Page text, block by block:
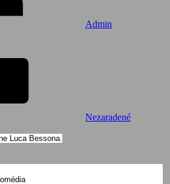
Admin
Nezaradené
Luca Bessona.